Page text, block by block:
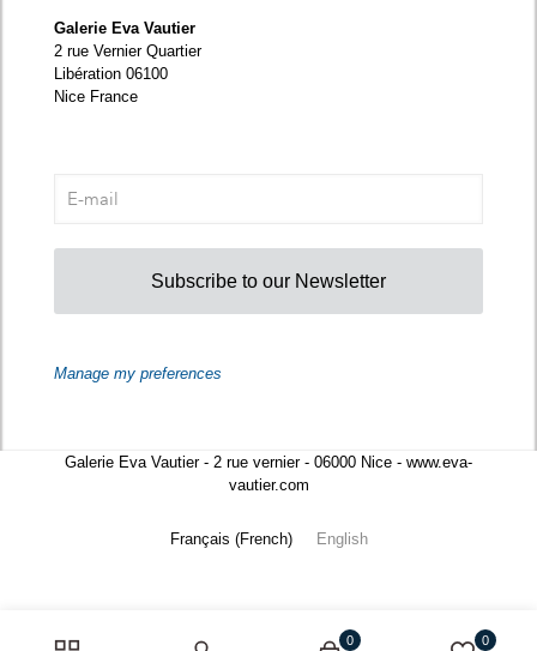
Galerie Eva Vautier
2 rue Vernier Quartier
Libération 06100
Nice France
Subscribe to our Newsletter
Manage my preferences
Galerie Eva Vautier - 2 rue vernier - 06000 Nice - www.eva-
vautier.com
Français (French) English
0 0